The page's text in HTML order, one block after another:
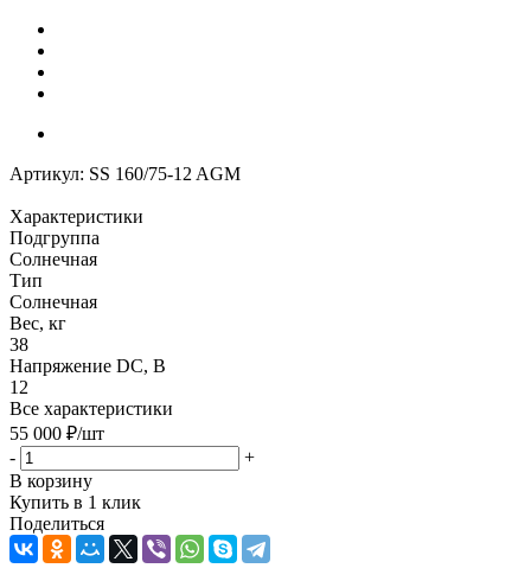
Артикул: SS 160/75-12 AGM
Характеристики
Подгруппа
Солнечная
Тип
Солнечная
Вес, кг
38
Напряжение DC, В
12
Все характеристики
55 000 ₽/шт
-
+
В корзину
Купить в 1 клик
Поделиться